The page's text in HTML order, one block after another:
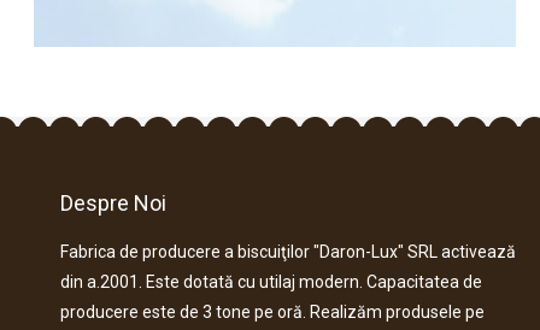
Despre Noi
Fabrica de producere a biscuiţilor "Daron-Lux" SRL activează
din a.2001. Este dotată cu utilaj modern. Capacitatea de
producere este de 3 tone pe oră. Realizăm produsele pe